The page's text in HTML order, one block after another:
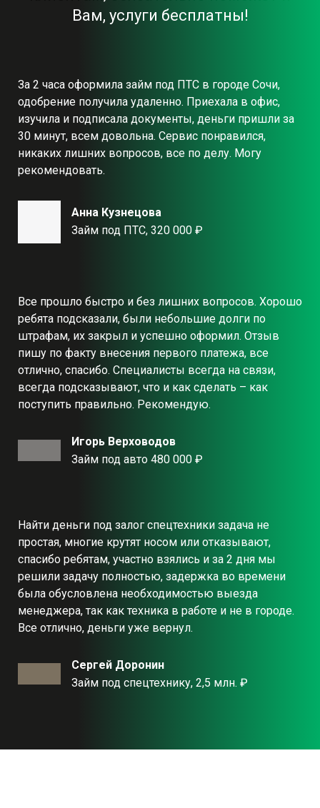
Вам, услуги бесплатны!
За 2 часа оформила займ под ПТС в городе Сочи,
одобрение получила удаленно. Приехала в офис,
изучила и подписала документы, деньги пришли за
30 минут, всем довольна. Сервис понравился,
никаких лишних вопросов, все по делу. Могу
рекомендовать.
Анна Кузнецова
Займ под ПТС, 320 000 ₽
Все прошло быстро и без лишних вопросов. Хорошо
ребята подсказали, были небольшие долги по
штрафам, их закрыл и успешно оформил. Отзыв
пишу по факту внесения первого платежа, все
отлично, спасибо. Специалисты всегда на связи,
всегда подсказывают, что и как сделать – как
поступить правильно. Рекомендую.
Игорь Верховодов
Займ под авто 480 000 ₽
Найти деньги под залог спецтехники задача не
простая, многие крутят носом или отказывают,
спасибо ребятам, участно взялись и за 2 дня мы
решили задачу полностью, задержка во времени
была обусловлена необходимостью выезда
менеджера, так как техника в работе и не в городе.
Все отлично, деньги уже вернул.
Сергей Доронин
Займ под спецтехнику, 2,5 млн. ₽